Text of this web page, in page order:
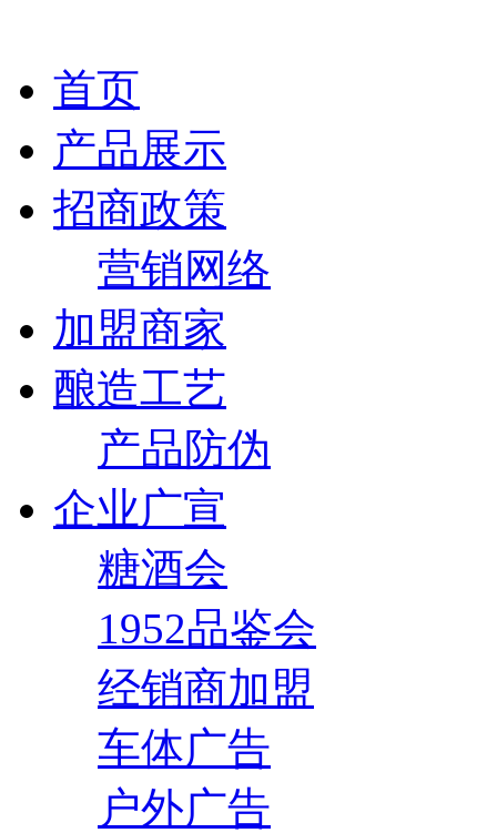
首页
产品展示
招商政策
营销网络
加盟商家
酿造工艺
产品防伪
企业广宣
糖酒会
1952品鉴会
经销商加盟
车体广告
户外广告